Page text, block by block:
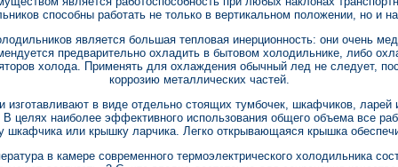
способны работать не только в вертикальном положении, но и
является большая тепловая инерционность: они очень
предварительно охладить в бытовом холодильнике, либо
холода. Применять для охлаждения обычный лед не следует,
коррозию металлических частей.
изготавливают в виде отдельно стоящих тумбочек, шкафчиков,
целях наиболее эффективного использования общего объема все
шкафчика или крышку ларчика. Легко открывающаяся крышка
в камере современного термоэлектрического холодильника